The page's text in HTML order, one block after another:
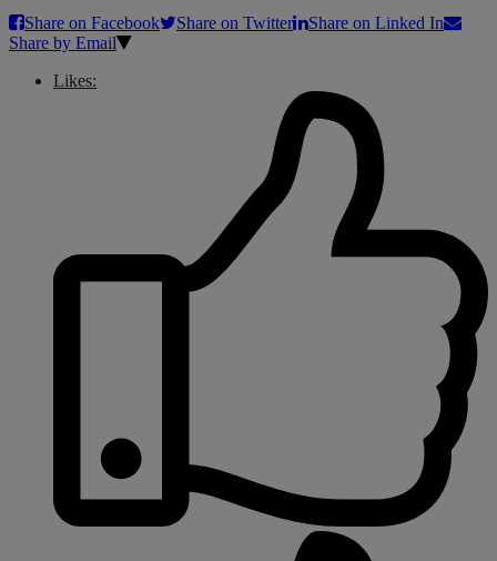
Share on Facebook
Share on Twitter
Share on Linked In
Share by Email
Likes: